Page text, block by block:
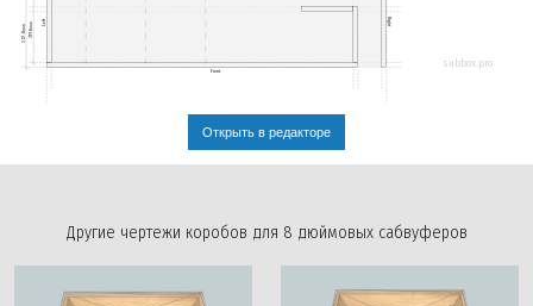
357.8мм 319.8мм
Front
Left Right
subbox.pro
Открыть в редакторе
Другие чертежи коробов для 8 дюймовых сабвуферов